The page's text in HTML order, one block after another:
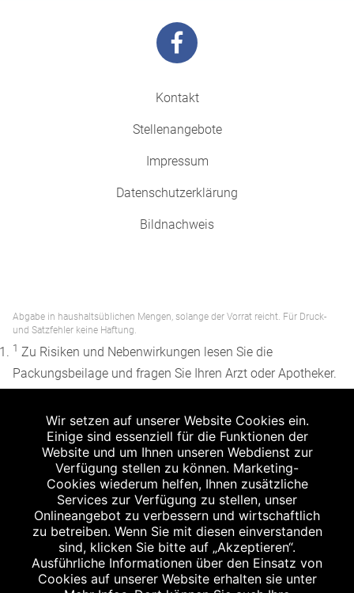
Kontakt
Stellenangebote
Impressum
Datenschutzerklärung
Bildnachweis
Abgabe in haushaltsüblichen Mengen, solange der Vorrat reicht. Für Druck-
und Satzfehler keine Haftung.
1 Zu Risiken und Nebenwirkungen lesen Sie die
Packungsbeilage und fragen Sie Ihren Arzt oder Apotheker.
Apothekenerstattungspreis (AEP). Der AEP ist keine
unverbindliche Preisempfehlung der Hersteller. Der AEP ist
ein von den Apotheken in Ansatz gebrachter Preis für
rezeptfreie Arzneimittel. Er entspricht in der Höhe dem für
Apotheken verbindlichen Abgabepreis, zu dem eine
Apotheke in bestimmten Fällen (z.B. bei Kindern unter 12
Jahren) das Produkt mit der gesetzlichen
Krankenversicherung abrechnet. Der AEP ist der allgemeine
Wir setzen auf unserer Website Cookies ein.
Einige sind essenziell für die Funktionen der
Website und um Ihnen unseren Webdienst zur
Verfügung stellen zu können. Marketing-
Cookies wiederum helfen, Ihnen zusätzliche
Services zur Verfügung zu stellen, unser
Onlineangebot zu verbessern und wirtschaftlich
zu betreiben. Wenn Sie mit diesen einverstanden
sind, klicken Sie bitte auf „Akzeptieren“.
Ausführliche Informationen über den Einsatz von
Cookies auf unserer Website erhalten sie unter